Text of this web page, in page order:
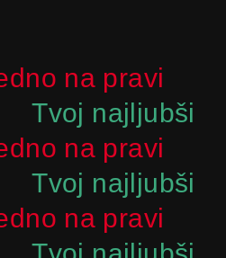
na pravi
Tvoj najljubši
na pravi
Tvoj najljubši
na pravi